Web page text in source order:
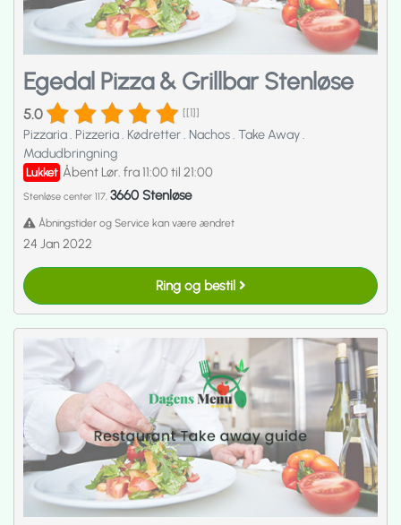
Egedal Pizza & Grillbar Stenløse
5.0 [[1]]
Pizzaria. Pizzeria. Kødretter. Nachos. Take Away.
Madudbringning
Lukket Åbent Lør. fra 11:00 til 21:00
Stenløse center 117, 3660 Stenløse
Åbningstider og Service kan være ændret
24 Jan 2022
Ring og bestil